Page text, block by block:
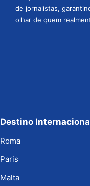
de jornalistas,
olhar de quem
Destino
Roma
Paris
Malta